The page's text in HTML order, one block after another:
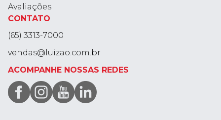
Avaliações
CONTATO
(65) 3313-7000
vendas@luizao.com.br
ACOMPANHE NOSSAS REDES